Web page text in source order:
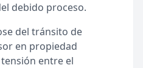
debido proceso.
del tránsito de
en propiedad
entre el